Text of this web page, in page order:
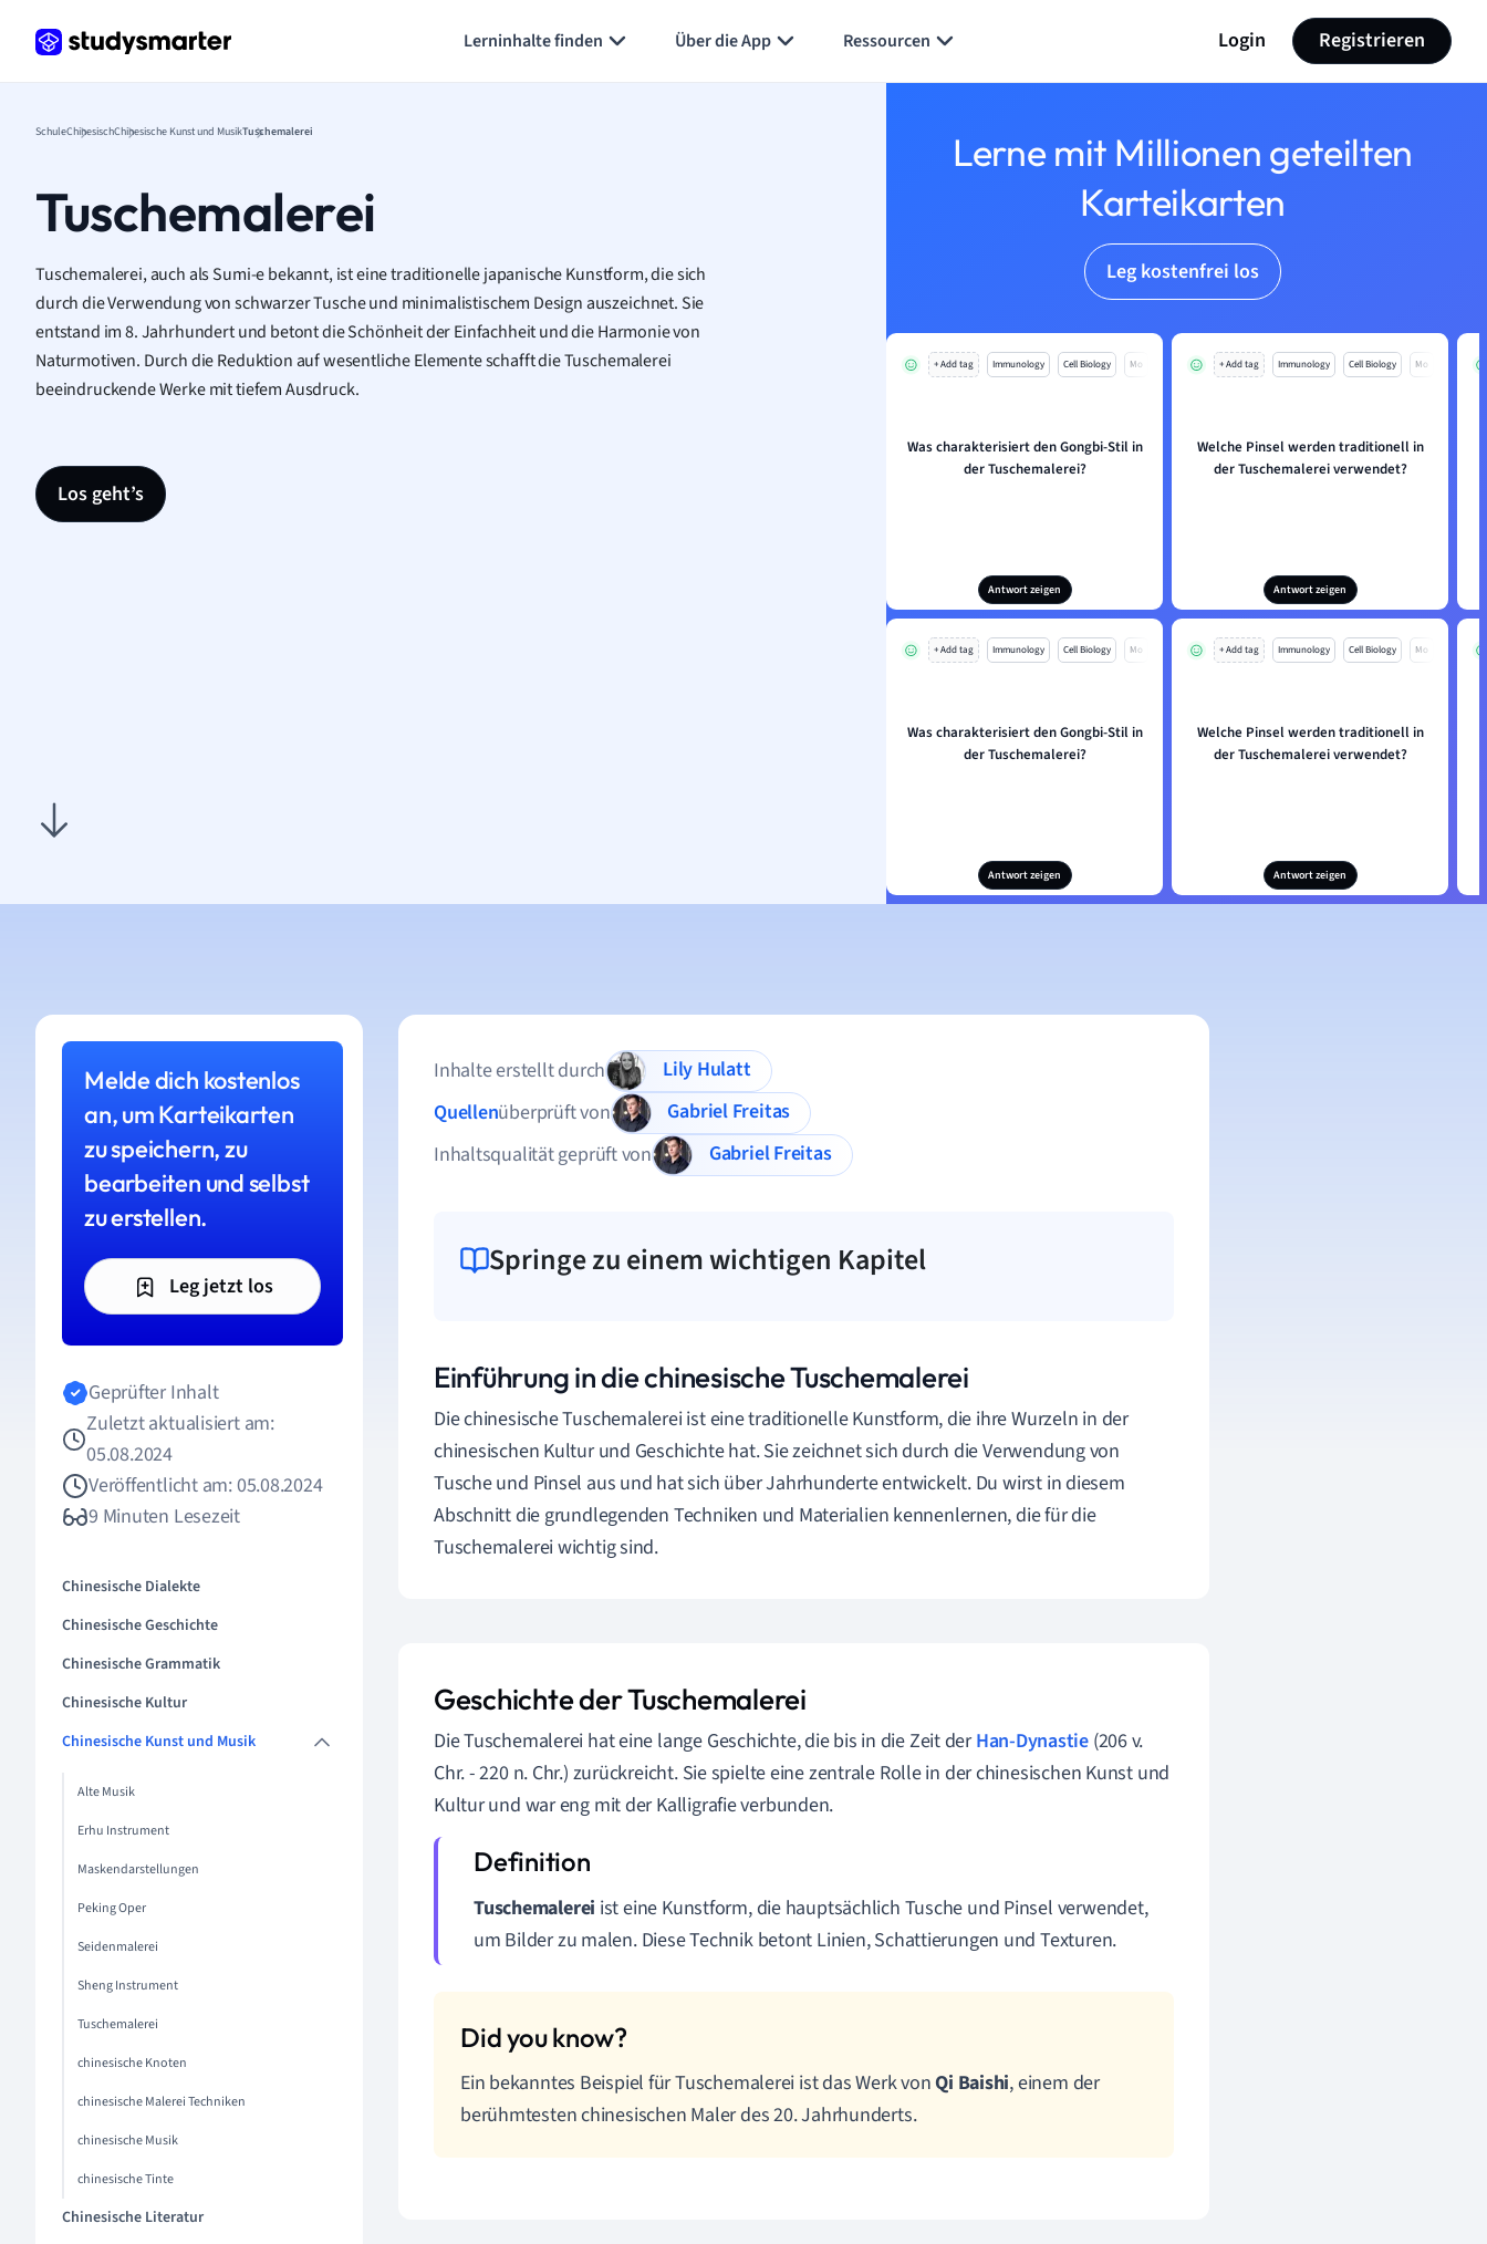
Lerninhalte finden Über die App Ressourcen Login Registrieren
SchuleChinesischChinesische Kunst und MusikTuschemalerei
Tuschemalerei
Tuschemalerei, auch als Sumi-e bekannt, ist eine traditionelle japanische Kunstform, die sich
durch die Verwendung von schwarzer Tusche und minimalistischem Design auszeichnet. Sie
entstand im 8. Jahrhundert und betont die Schönheit der Einfachheit und die Harmonie von
Naturmotiven. Durch die Reduktion auf wesentliche Elemente schafft die Tuschemalerei
beeindruckende Werke mit tiefem Ausdruck.
Los geht’s
Lerne mit Millionen geteilten
Karteikarten
Leg kostenfrei los
+ Add tag Immunology Cell Biology Mo
Was charakterisiert den Gongbi-Stil in
der Tuschemalerei?
Antwort zeigen
+ Add tag Immunology Cell Biology Mo
Welche Pinsel werden traditionell in
der Tuschemalerei verwendet?
Antwort zeigen
+ Add tag Immunology Cell Biology Mo
Was charakterisiert den Gongbi-Stil in
der Tuschemalerei?
Antwort zeigen
+ Add tag Immunology Cell Biology Mo
Welche Pinsel werden traditionell in
der Tuschemalerei verwendet?
Antwort zeigen
Melde dich kostenlos
an, um Karteikarten
zu speichern, zu
bearbeiten und selbst
zu erstellen.
Leg jetzt los
Geprüfter Inhalt
Zuletzt aktualisiert am:
05.08.2024
Veröffentlicht am: 05.08.2024
9 Minuten Lesezeit
Chinesische Dialekte
Chinesische Geschichte
Chinesische Grammatik
Chinesische Kultur
Chinesische Kunst und Musik
Alte Musik
Erhu Instrument
Maskendarstellungen
Peking Oper
Seidenmalerei
Sheng Instrument
Tuschemalerei
chinesische Knoten
chinesische Malerei Techniken
chinesische Musik
chinesische Tinte
Chinesische Literatur
Inhalte erstellt durch
Lily Hulatt
Quellenüberprüft von
Gabriel Freitas
Inhaltsqualität geprüft von
Gabriel Freitas
Springe zu einem wichtigen Kapitel
Einführung in die chinesische Tuschemalerei
Die chinesische Tuschemalerei ist eine traditionelle Kunstform, die ihre Wurzeln in der
chinesischen Kultur und Geschichte hat. Sie zeichnet sich durch die Verwendung von
Tusche und Pinsel aus und hat sich über Jahrhunderte entwickelt. Du wirst in diesem
Abschnitt die grundlegenden Techniken und Materialien kennenlernen, die für die
Tuschemalerei wichtig sind.
Geschichte der Tuschemalerei
Die Tuschemalerei hat eine lange Geschichte, die bis in die Zeit derHan-Dynastie(206 v.
Chr. - 220 n. Chr.) zurückreicht. Sie spielte eine zentrale Rolle in der chinesischen Kunst und
Kultur und war eng mit der Kalligrafie verbunden.
Tuschemalerei ist eine Kunstform, die hauptsächlich Tusche und Pinsel verwendet,
um Bilder zu malen. Diese Technik betont Linien, Schattierungen und Texturen.
Ein bekanntes Beispiel für Tuschemalerei ist das Werk vonQi Baishi, einem der
berühmtesten chinesischen Maler des 20. Jahrhunderts.